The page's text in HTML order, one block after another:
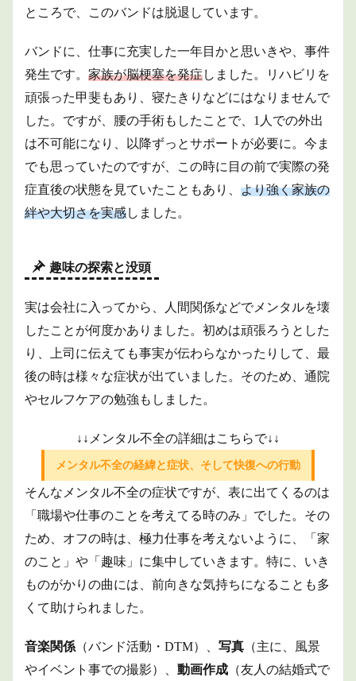
ところで、このバンドは脱退しています。
バンドに、仕事に充実した一年目かと思いきや、事件
発生です。 家族が脳梗塞を発症しました。リハビリを
頑張った甲斐もあり、寝たきりなどにはなりませんで
した。ですが、腰の手術もしたことで、1人での外出
は不可能になり、以降ずっとサポートが必要に。今ま
でも思っていたのですが、この時に目の前で実際の発
症直後の状態を見ていたこともあり、 より強く家族の
絆や大切さを実感しました。
趣味の探索と没頭
実は会社に入ってから、人間関係などでメンタルを壊
したことが何度かありました。初めは頑張ろうとした
り、上司に伝えても事実が伝わらなかったりして、最
後の時は様々な症状が出ていました。そのため、通院
やセルフケアの勉強もしました。
↓↓メンタル不全の詳細はこちらで↓↓
メンタル不全の経緯と症状、そして快復への行動
そんなメンタル不全の症状ですが、表に出てくるのは
「職場や仕事のことを考えてる時のみ」でした。その
ため、オフの時は、極力仕事を考えないように、「家
のこと」や「趣味」に集中していきます。特に、いき
ものがかりの曲には、前向きな気持ちになることも多
くて助けられました。
音楽関係 （バンド活動・DTM）、 写真 （主に、風景
やイベント事での撮影）、 動画作成 （友人の結婚式で